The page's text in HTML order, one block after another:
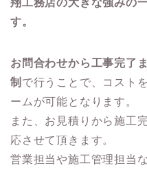
翔工務店の大きな強みの
す。
お問合わせから工事完了
制 で行うことで、コスト
ームが可能となります。
また、お見積りから施工
応させて頂きます。
営業担当や施工管理担当